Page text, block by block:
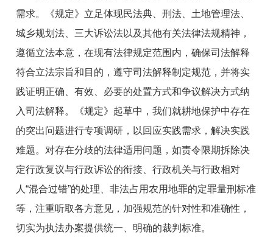
需求。《规定》立足体现民法典、刑法、土地管理法、
城乡规划法、三大诉讼法以及其他有关法律法规精神，
遵循立法本意，在现有法律规定范围内，确保司法解释
符合立法宗旨和目的，遵守司法解释制定规范，并将实
践证明正确、有效、必要的处置方式和争议解决方式纳
入司法解释。《规定》起草中，我们就耕地保护中存在
的突出问题进行专项调研，以回应实践需求，解决实践
难题。对存在分歧的法律适用问题，如责令限期拆除决
定行政复议与行政诉讼的衔接、行政机关与行政相对
人“混合过错”的处理、非法占用农用地罪的定罪量刑标准
等，注重听取各方意见，加强规范的针对性和准确性，
切实为执法办案提供统一、明确的裁判标准。